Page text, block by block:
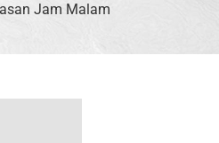
Jam Malam